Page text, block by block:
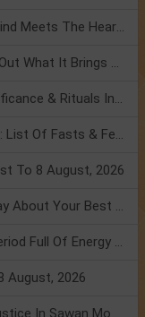
Mercury Transit In Cancer: When The Mind Meets The Heart!
Mercury Transit In Cancer 2026: Check Out What It Brings For You
Shravan Somvar Vrat 2026: Dates, Significance & Rituals In August
Weekly Horoscope 3 To 9 August, 2026: List Of Fasts & Festivals
To 8 August, 2026
Friendship Day 2026: What The Stars Say About Your Best Friend!
Mars Transit In Gemini: Embrace The Period Full Of Energy & Intelligence
August, 2026
Shanivar Vrat 2026: Saturn Will Serve Justice In Sawan Month!